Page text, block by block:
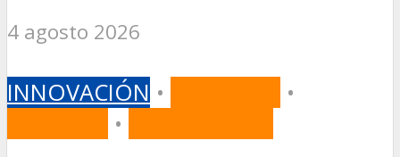
4 agosto 2026
INNOVACIÓN •
•
•